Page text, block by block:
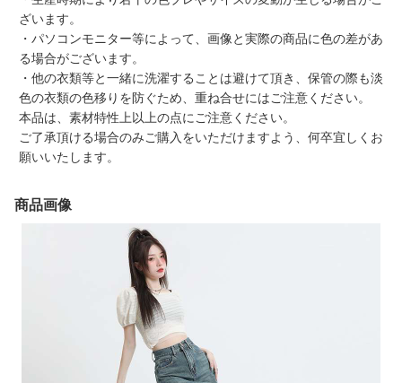
ざいます。
・パソコンモニター等によって、画像と実際の商品に色の差があ
る場合がございます。
・他の衣類等と一緒に洗濯することは避けて頂き、保管の際も淡
色の衣類の色移りを防ぐため、重ね合せにはご注意ください。
本品は、素材特性上以上の点にご注意ください。
ご了承頂ける場合のみご購入をいただけますよう、何卒宜しくお
願いいたします。
商品画像